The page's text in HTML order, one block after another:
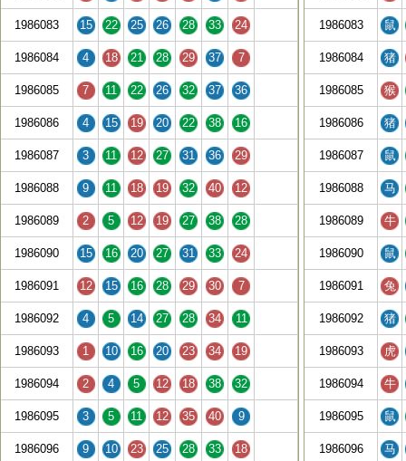
1986083 15 22 25 26 28 33 24
1986084 4 18 21 28 29 37 7
1986085 7 11 22 26 32 37 36
1986086 4 15 19 20 22 38 16
1986087 3 11 12 27 31 36 29
1986088 9 11 18 19 32 40 12
1986089 2 5 12 19 27 38 28
1986090 15 16 20 27 31 33 24
1986091 12 15 16 28 29 30 7
1986092 4 5 14 27 28 34 11
1986093 1 10 16 20 23 34 19
1986094 2 4 5 12 18 38 32
1986095 3 5 11 12 35 40 9
1986096 9 10 23 25 28 33 18
1986083 鼠
1986084 猪
1986085 猴
1986086 猪
1986087 鼠
1986088 马
1986089 牛
1986090 鼠
1986091 兔
1986092 猪
1986093 虎
1986094 牛
1986095 鼠
1986096 马